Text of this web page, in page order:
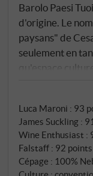
Barolo Paesi
d'origine. Le
paysans" de
seulement en
qu'espace
tensions
villages, des
l'essence de
proviennent de
autour de
soigneusement
Luca Maroni : 93
James Suckling :
Wine Enthusiast :
Falstaff : 92 points
Cépage : 100%